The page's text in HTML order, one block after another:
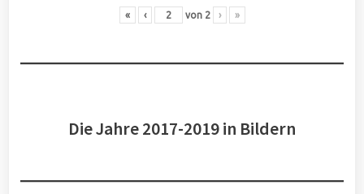
« ‹ von 2 › »
Die Jahre 2017-2019 in Bildern